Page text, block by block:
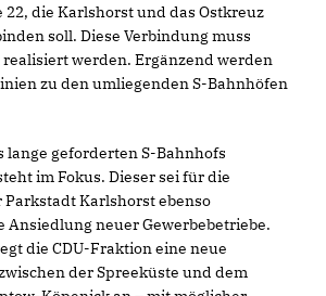
die Karlshorst und das Ostkreuz
soll. Diese Verbindung muss
werden. Ergänzend werden
zu den umliegenden S-Bahnhöfen
lange geforderten S-Bahnhofs
im Fokus. Dieser sei für die
Karlshorst ebenso
Ansiedlung neuer Gewerbebetriebe.
die CDU-Fraktion eine neue
der Spreeküste und dem